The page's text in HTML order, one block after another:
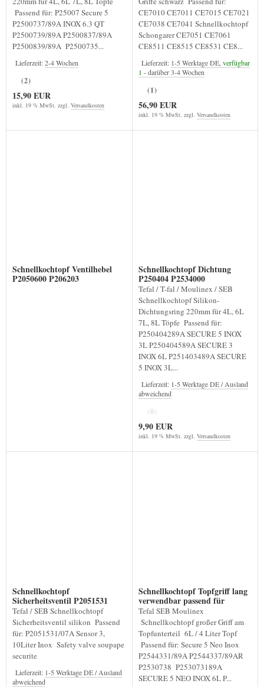
Passend für: P25007 Secure 5
P2500737/89A INOX 6.3 QT
P2500739/89A P2500837/89A
P2500839/89A P2500735...
Lieferzeit:2-4 Wochen
(2)
15,90 EUR
inkl. 19 % MwSt. zzgl. Versandkosten
CE7010 CE7011 CE7015 CE7021
CE7038 CE7041 Schnellkochtopf
Schongarer CE7051 CE7061
CE8511 CE8515 CE8531 CE8...
Lieferzeit: 1-5 Werktage DE, verfügbar
1 - darüber 3-4 Wochen
(1)
56,90 EUR
inkl. 19 % MwSt. zzgl. Versandkosten
Schnellkochtopf Ventilhebel
P2050600 P206203
Schnellkochtopf Dichtung
P250404 P2534000
Tefal / T-fal / Moulinex / SEB
Schnellkochtopf Silikon-
Dichtungsring 220mm für 4L, 6L
7L, 8L Töpfe Passend für:
P250404289A SECURE 5 INOX
3L P250404589A SECURE 3
INOX 6L P251403489A SECURE
5 INOX 3L...
Lieferzeit: 1-5 Werktage DE / Ausland
abweichend
(0)
9,90 EUR
inkl. 19 % MwSt. zzgl. Versandkosten
Schnellkochtopf
Sicherheitsventil P2051531
Tefal / SEB Schnellkochtopf
Sicherheitsventil silikon Passend
für: P2051531/07A Sensor 3,
10Liter Inox Safety valve soupape
securite
Lieferzeit: 1-5 Werktage DE / Ausland
abweichend
Schnellkochtopf Topfgriff lang
verwendbar passend für
P2544331*
Tefal SEB Moulinex
Schnellkochtopf großer Griff am
Topfunterteil 6L / 4 Liter Topf
Passend für: Secure 5 Neo Inox
P2544331/89A P2544337/89AR
P2530738 P253073189A
SECURE 5 NEO INOX 6L P...